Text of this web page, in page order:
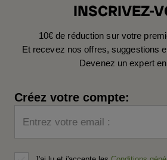
INSCRIVEZ-
10€ de réduction sur votre
Et recevez nos offres, suggestions
Devenez un expert
Créez votre compte:
Entrez votre email :